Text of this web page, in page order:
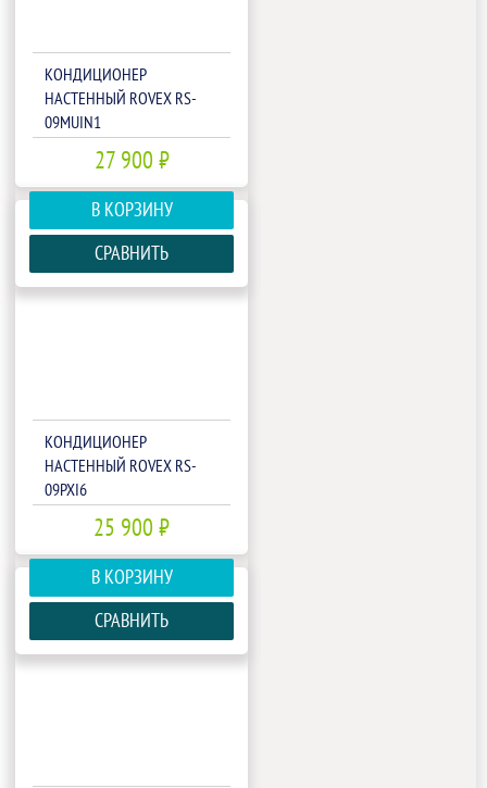
КОНДИЦИОНЕР
НАСТЕННЫЙ ROVEX RS-
09MUIN1
27 900 ₽
В КОРЗИНУ
СРАВНИТЬ
КОНДИЦИОНЕР
НАСТЕННЫЙ ROVEX RS-
09PXI6
25 900 ₽
В КОРЗИНУ
СРАВНИТЬ